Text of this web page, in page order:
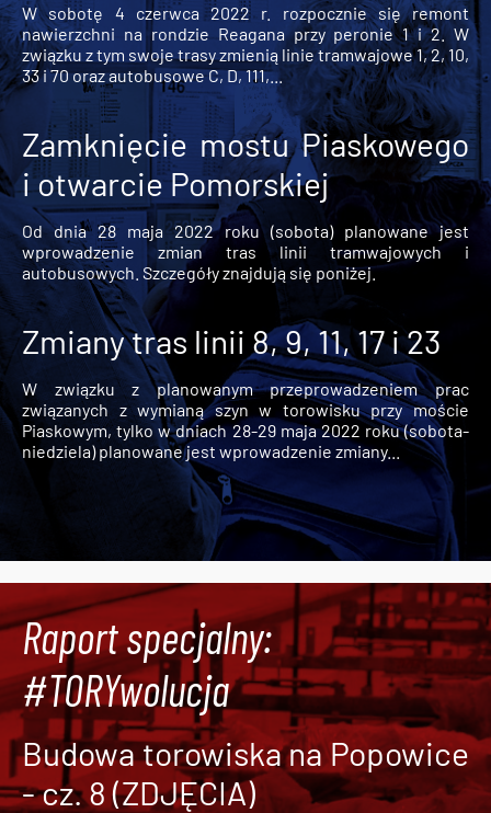
W sobotę 4 czerwca 2022 r. rozpocznie się remont
nawierzchni na rondzie Reagana przy peronie 1 i 2. W
związku z tym swoje trasy zmienią linie tramwajowe 1, 2, 10,
33 i 70 oraz autobusowe C, D, 111,...
Zamknięcie mostu Piaskowego
i otwarcie Pomorskiej
Od dnia 28 maja 2022 roku (sobota) planowane jest
wprowadzenie zmian tras linii tramwajowych i
autobusowych. Szczegóły znajdują się poniżej.
Zmiany tras linii 8, 9, 11, 17 i 23
W związku z planowanym przeprowadzeniem prac
związanych z wymianą szyn w torowisku przy moście
Piaskowym, tylko w dniach 28-29 maja 2022 roku (sobota-
niedziela) planowane jest wprowadzenie zmiany...
Raport specjalny:
#TORYwolucja
Budowa torowiska na Popowice
- cz. 8 (ZDJĘCIA)